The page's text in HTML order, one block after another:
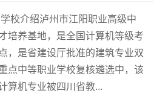
校介绍泸州市江阳职业高级中
培养基地，是全国计算机等级考
，是省建设厅批准的建筑专业双
点中等职业学校复核遴选中，该
算机专业被四川省教...